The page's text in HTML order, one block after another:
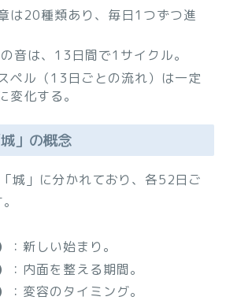
は20種類あり、毎日1つずつ進
音は、13日間で1サイクル。
ペル（13日ごとの流れ）は一定
変化する。
」の概念
城」に分かれており、各52日ご
：新しい始まり。
：内面を整える期間。
：変容のタイミング。